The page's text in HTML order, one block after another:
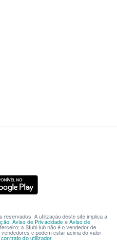
reservados. A utilização deste site implica a
, Aviso de Privacidade eAviso de
a StubHub não é o vendedor de
e podem estar acima do valor
do utilizador